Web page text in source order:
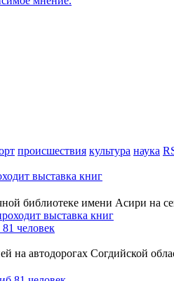
происшествия культура наука
выставка книг
библиотеке имени Асири на
человек
на автодорогах Согдийской